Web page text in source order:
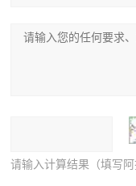
请输入计算结果（填写